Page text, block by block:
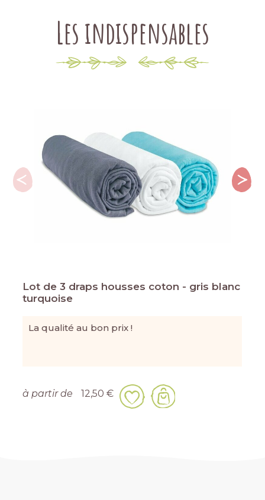
Les indispensables
Lot de 3 draps housses coton - gris blanc
turquoise
La qualité au bon prix !
à partir de 12,50 €